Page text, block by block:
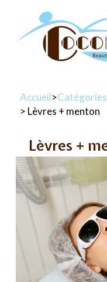
Accueil>Catégories
> Lèvres + menton
Lèvres +